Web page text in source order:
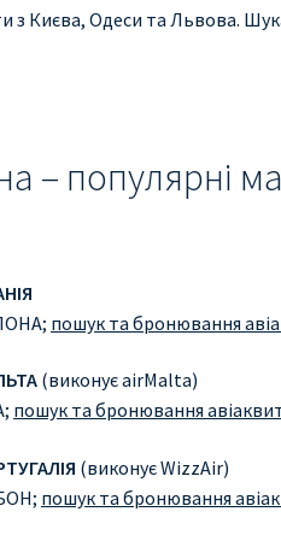
з Києва, Одеси та Львова.
– популярні
пошук та бронювання
(виконує airMalta)
пошук та бронювання
(виконує WizzAir)
пошук та бронювання